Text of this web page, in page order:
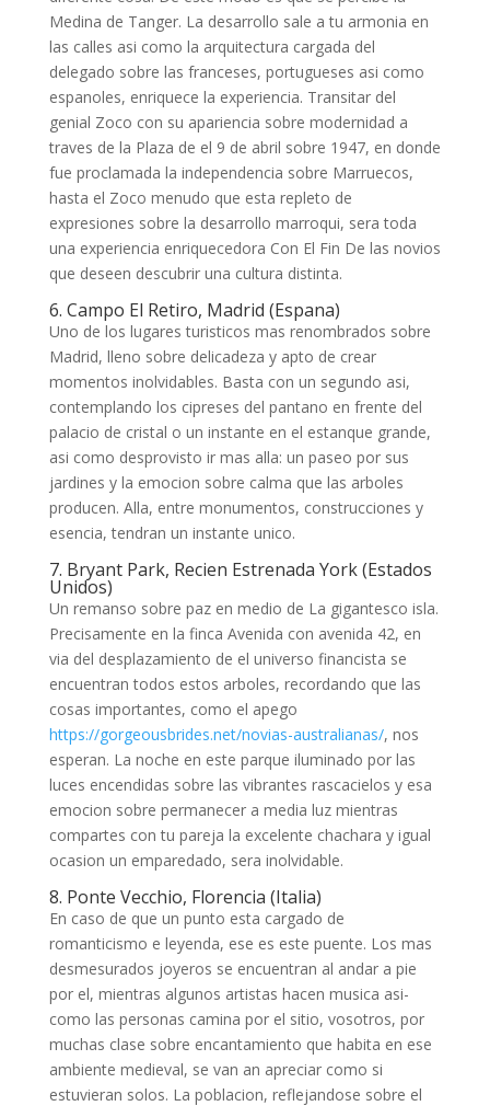
Medina de Tanger. La desarrollo sale a tu armonia en
las calles asi­ como la arquitectura cargada del
delegado sobre las franceses, portugueses asi­ como
espanoles, enriquece la experiencia. Transitar del
genial Zoco con su apariencia sobre modernidad a
traves de la Plaza de el 9 de abril sobre 1947, en donde
fue proclamada la independencia sobre Marruecos,
hasta el Zoco menudo que esta repleto de
expresiones sobre la desarrollo marroqui, sera toda
una experiencia enriquecedora Con El Fin De las novios
que deseen descubrir una cultura distinta.
6. Campo El Retiro, Madrid (Espana)
Uno de los lugares turisticos mas renombrados sobre
Madrid, lleno sobre delicadeza y apto de crear
momentos inolvidables. Basta con un segundo asi,
contemplando los cipreses del pantano en frente del
palacio de cristal o un instante en el estanque grande,
asi­ como desprovisto ir mas alla: un paseo por sus
jardines y la emocion sobre calma que las arboles
producen. Alla, entre monumentos, construcciones y
esencia, tendran un instante unico.
7. Bryant Park, Recien Estrenada York (Estados
Unidos)
Un remanso sobre paz en medio de La gigantesco isla.
Precisamente en la finca Avenida con avenida 42, en
vi­a del desplazamiento de el universo financista se
encuentran todos estos arboles, recordando que las
cosas importantes, como el apego
https://gorgeousbrides.net/novias-australianas/, nos
esperan. La noche en este parque iluminado por las
luces encendidas sobre las vibrantes rascacielos y esa
emocion sobre permanecer a media luz mientras
compartes con tu pareja la excelente chachara y igual
ocasion un emparedado, sera inolvidable.
8. Ponte Vecchio, Florencia (Italia)
En caso de que un punto esta cargado de
romanticismo e leyenda, ese es este puente. Los mas
desmesurados joyeros se encuentran al andar a pie
por el, mientras algunos artistas hacen musica asi­
como las personas camina por el sitio, vosotros, por
muchas clase sobre encantamiento que habita en ese
ambiente medieval, se van an apreciar como si
estuvieran solos. La poblacion, reflejandose sobre el